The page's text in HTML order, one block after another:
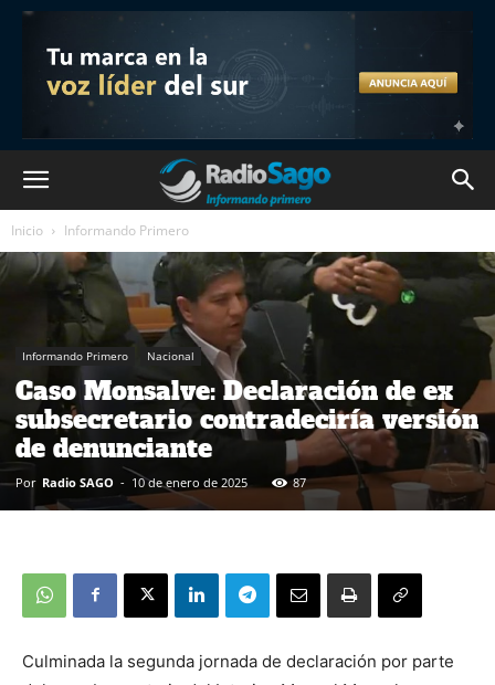
Inicio Informando Primero
Informando Primero Nacional
Caso Monsalve: Declaración de ex
subsecretario contradeciría versión
de denunciante
Por Radio SAGO - 10 de enero de 2025 87
Culminada la segunda jornada de declaración por parte